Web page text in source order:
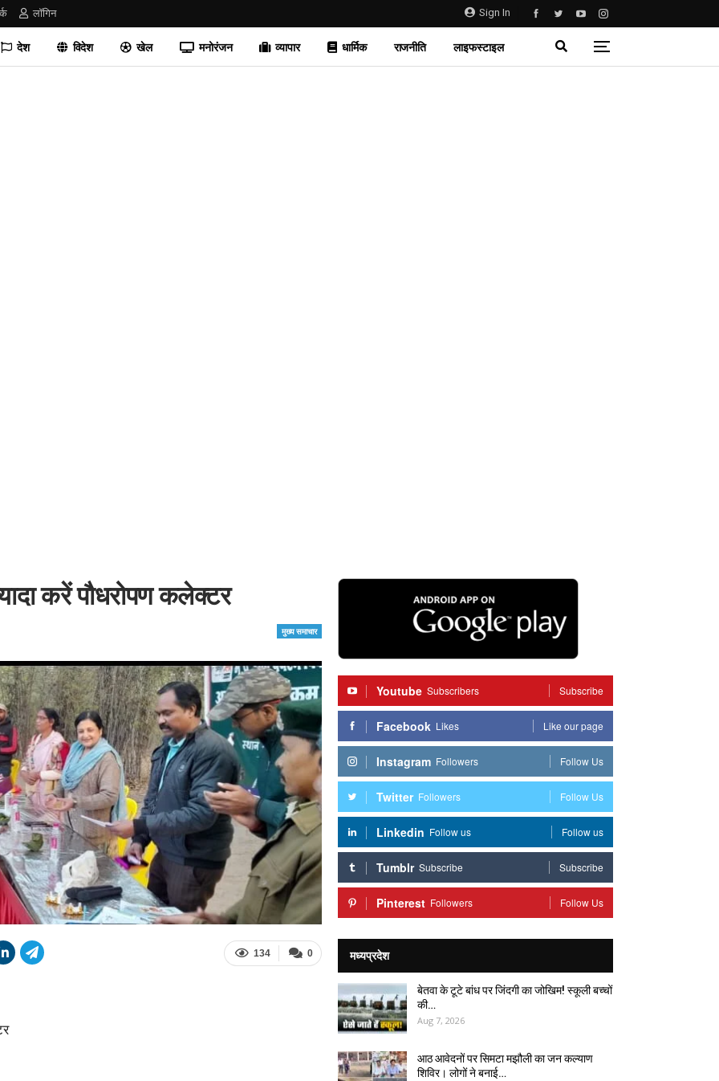
Sign In
लॉगिन
देश विदेश खेल मनोरंजन व्यापार धार्मिक राजनीति लाइफस्टाइल
करें पौधरोपण कलेक्टर
मुख्य समाचार
0
134
Youtube Subscribers Subscribe
Facebook Likes Like our page
Instagram Followers Follow Us
Twitter Followers Follow Us
Linkedin Follow us Follow us
Tumblr Subscribe Subscribe
Pinterest Followers Follow Us
मध्यप्रदेश
बेतवा के टूटे बांध पर जिंदगी का जोखिम! स्कूली बच्चों
की…
Aug 7, 2026
आठ आवेदनों पर सिमटा मझौली का जन कल्याण
शिविर। लोगों ने बनाई…